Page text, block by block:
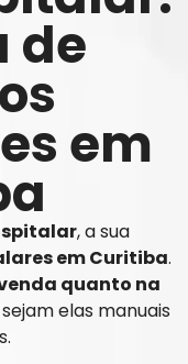
de
em
, a sua
em Curitiba.
quanto na
sejam elas manuais